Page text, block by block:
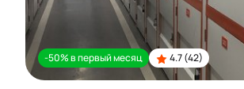
-50% в первый месяц 4.7 (42)